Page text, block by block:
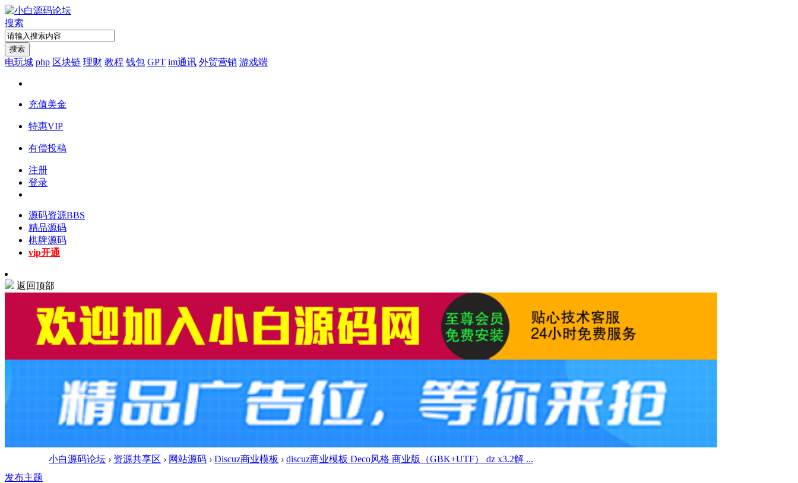
搜索
搜索
电玩城 php 区块链 理财 教程 钱包 GPT im通讯 外贸营销 游戏端
充值美金
特惠VIP
有偿投稿
注册
登录
源码资源BBS
精品源码
棋牌源码
vip开通
返回顶部
小白源码论坛 › 资源共享区 › 网站源码 › Discuz商业模板 › discuz商业模板 Deco风格 商业版（GBK+UTF） dz x3.2解 ...
发布主题